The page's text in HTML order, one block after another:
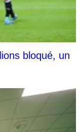
bloqué, un